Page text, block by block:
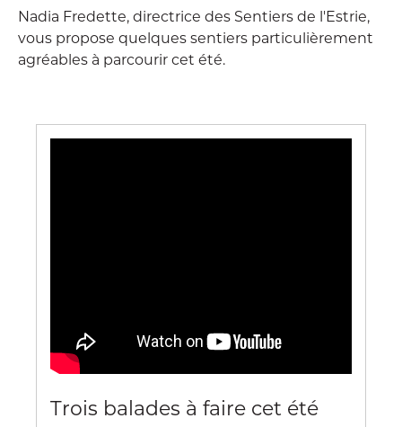
Nadia Fredette, directrice des Sentiers de l'Estrie,
vous propose quelques sentiers particulièrement
agréables à parcourir cet été.
Trois balades à faire cet été